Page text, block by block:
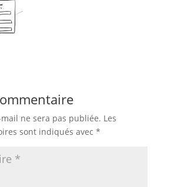
ne sera pas publiée. Les
sont indiqués avec *